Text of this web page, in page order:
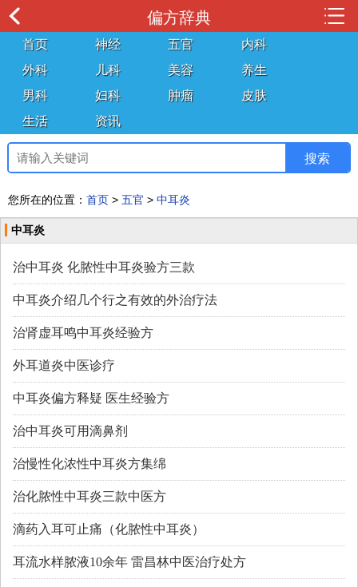
偏方辞典
首页 神经 五官
内科
外科
儿科 美容
养生
男科
妇科 肿瘤
皮肤
生活
资讯
您所在的位置： 首页 > 五官 > 中耳炎
中耳炎
治中耳炎 化脓性中耳炎验方三款
中耳炎介绍几个行之有效的外治疗法
治肾虚耳鸣中耳炎经验方
外耳道炎中医诊疗
中耳炎偏方释疑 医生经验方
治中耳炎可用滴鼻剂
治慢性化浓性中耳炎方集绵
治化脓性中耳炎三款中医方
滴药入耳可止痛（化脓性中耳炎）
耳流水样脓液10余年 雷昌林中医治疗处方